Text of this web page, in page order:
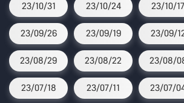
23/10/31 23/10/24 23/10/17
23/09/26 23/09/19 23/09/
23/08/29 23/08/22 23/08/
23/07/18 23/07/11 23/07/